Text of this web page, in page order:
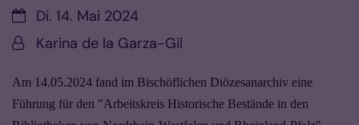
Datum:Di. 14. Mai 2024
Von:Karina de la Garza-Gil
Am 14.05.2024 fand im Bischöflichen Diözesanarchiv eine
Führung für den "Arbeitskreis Historische Bestände in den